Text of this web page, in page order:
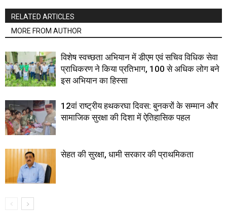
RELATED ARTICLES
MORE FROM AUTHOR
विशेष स्वच्छता अभियान में डीएम एवं सचिव विधिक सेवा
प्राधिकरण ने किया प्रतिभाग, 100 से अधिक लोग बने
इस अभियान का हिस्सा
12वां राष्ट्रीय हथकरघा दिवस: बुनकरों के सम्मान और
सामाजिक सुरक्षा की दिशा में ऐतिहासिक पहल
सेहत की सुरक्षा, धामी सरकार की प्राथमिकता